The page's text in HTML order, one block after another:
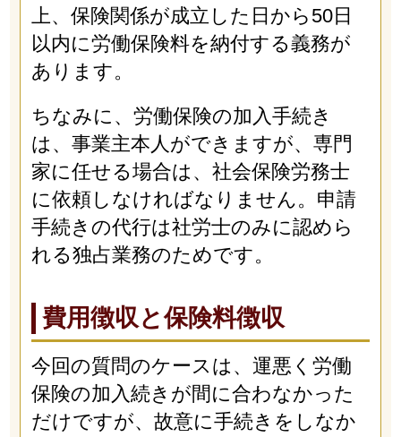
上、保険関係が成立した日から50日
以内に労働保険料を納付する義務が
あります。
ちなみに、労働保険の加入手続き
は、事業主本人ができますが、専門
家に任せる場合は、社会保険労務士
に依頼しなければなりません。申請
手続きの代行は社労士のみに認めら
れる独占業務のためです。
費用徴収と保険料徴収
今回の質問のケースは、運悪く労働
保険の加入続きが間に合わなかった
だけですが、故意に手続きをしなか